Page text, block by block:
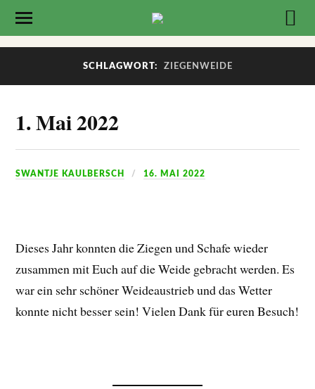
SCHLAGWORT: ZIEGENWEIDE
1. Mai 2022
SWANTJE KAULBERSCH 16. MAI 2022
Dieses Jahr konnten die Ziegen und Schafe wieder
zusammen mit Euch auf die Weide gebracht werden. Es
war ein sehr schöner Weideaustrieb und das Wetter
konnte nicht besser sein! Vielen Dank für euren Besuch!